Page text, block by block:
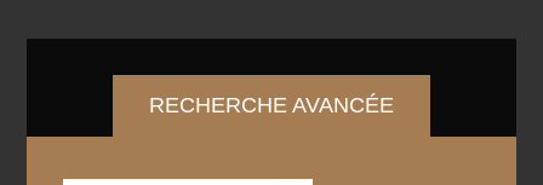
RECHERCHE AVANCÉE